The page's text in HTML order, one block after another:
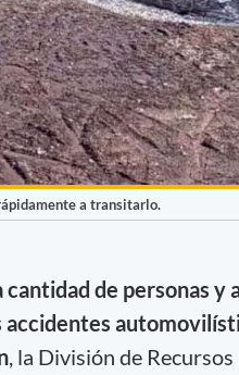
a transitarlo.
de personas y
, la División de